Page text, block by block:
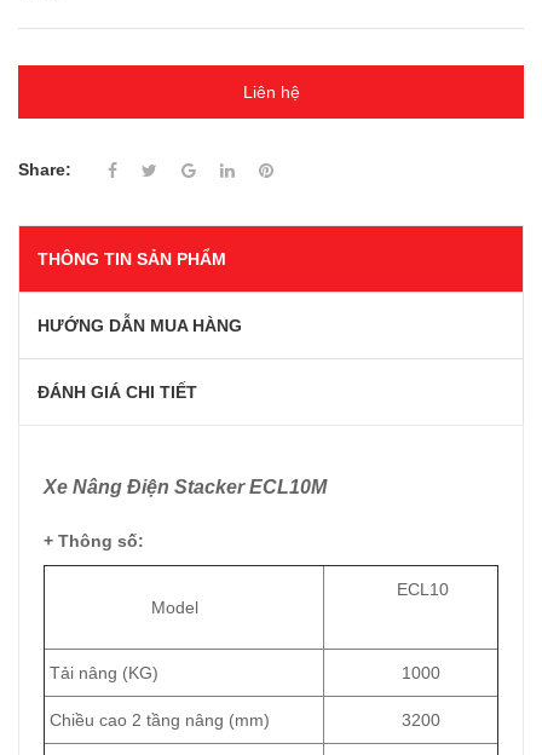
Liên hệ
Share:
THÔNG TIN SẢN PHẨM
HƯỚNG DẪN MUA HÀNG
ĐÁNH GIÁ CHI TIẾT
Xe Nâng Điện Stacker ECL10M
+ Thông số:
Model
ECL10
Tải nâng (KG) 1000
Chiều cao 2 tầng nâng (mm) 3200